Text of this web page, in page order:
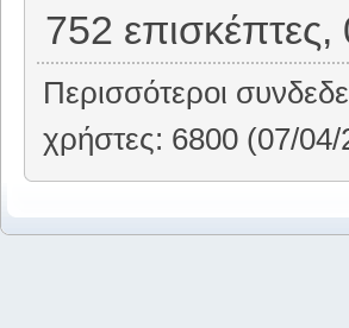
752 επισκέπτες,
Περισσότεροι
χρήστες: 6800 (07/